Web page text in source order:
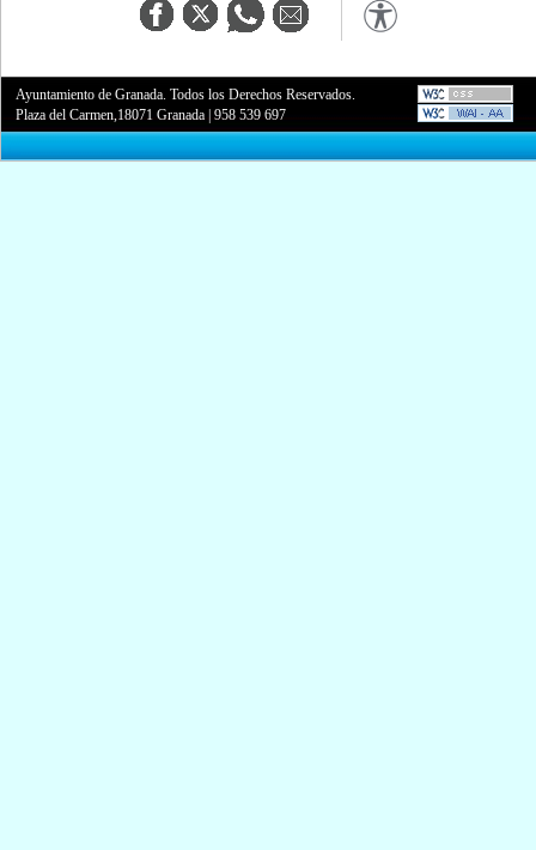
Ayuntamiento de Granada. Todos los Derechos Reservados.
Plaza del Carmen,18071 Granada |958 539 697